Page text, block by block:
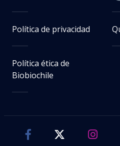
Política de privacidad
Política ética de
Biobiochile